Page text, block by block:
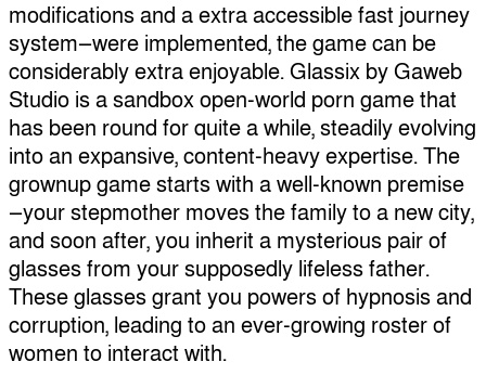
modifications and a extra accessible fast journey
system—were implemented, the game can be
considerably extra enjoyable. Glassix by Gaweb
Studio is a sandbox open-world porn game that
has been round for quite a while, steadily evolving
into an expansive, content-heavy expertise. The
grownup game starts with a well-known premise
—your stepmother moves the family to a new city,
and soon after, you inherit a mysterious pair of
glasses from your supposedly lifeless father.
These glasses grant you powers of hypnosis and
corruption, leading to an ever-growing roster of
women to interact with.